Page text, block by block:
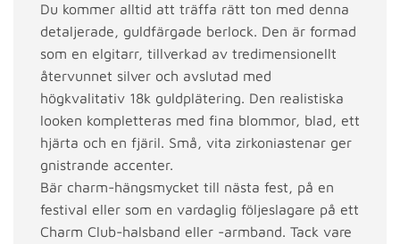
Du kommer alltid att träffa rätt ton med denna
detaljerade, guldfärgade berlock. Den är formad
som en elgitarr, tillverkad av tredimensionellt
återvunnet silver och avslutad med
högkvalitativ 18k guldplätering. Den realistiska
looken kompletteras med fina blommor, blad, ett
hjärta och en fjäril. Små, vita zirkoniastenar ger
gnistrande accenter.
Bär charm-hängsmycket till nästa fest, på en
festival eller som en vardaglig följeslagare på ett
Charm Club-halsband eller -armband. Tack vare